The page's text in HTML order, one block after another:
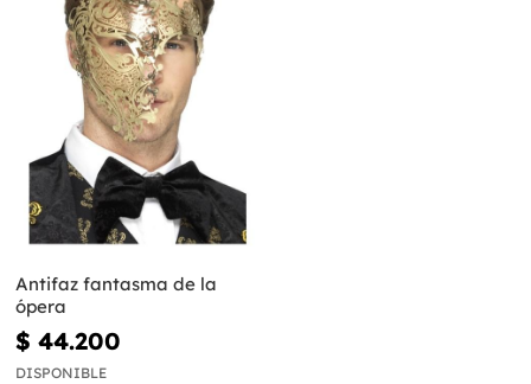
Antifaz fantasma de la
ópera
$ 44.200
DISPONIBLE